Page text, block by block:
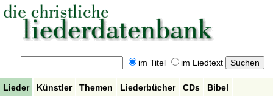
im Titel im Liedtext
Lieder Künstler Themen Liederbücher CDs
Bibel